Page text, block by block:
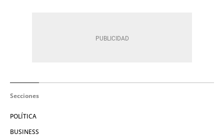
Secciones
POLÍTICA
BUSINESS